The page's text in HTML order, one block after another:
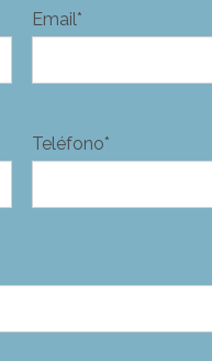
Email*
Teléfono*